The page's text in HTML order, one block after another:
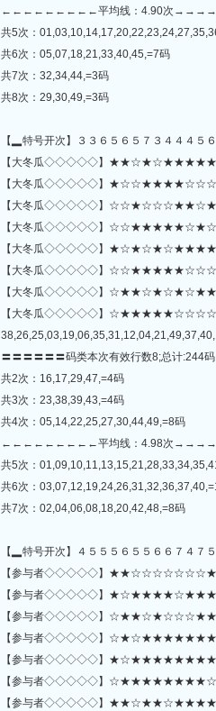
←←←←←←←←←平均线：4.90次
共5次：
共6次：05,07,18,21,33,40,45,=7码
共7次：32,34,44,=3码
共8次：29,30,49,=3码
【▂特号开次】３３６５６５７３４４４５
【大冬瓜◇◇◇◇◇】
【大冬瓜◇◇◇◇◇】
【大冬瓜◇◇◇◇◇】
【大冬瓜◇◇◇◇◇】
【大冬瓜◇◇◇◇◇】
【大冬瓜◇◇◇◇◇】
【大冬瓜◇◇◇◇◇】
【大冬瓜◇◇◇◇◇】
〓〓〓〓〓〓码类本次有效行数8;总计:244
共2次：16,17,29,47,=4码
共3次：23,38,39,43,=4码
共4次：05,14,22,25,27,30,44,49,=8码
←←←←←←←←←平均线：4.98次
共5次：
共6次：
共7次：02,04,06,08,18,20,42,48,=8码
【▂特号开次】４５５５６５５６６７４７
【参与者◇◇◇◇◇】
【参与者◇◇◇◇◇】
【参与者◇◇◇◇◇】
【参与者◇◇◇◇◇】
【参与者◇◇◇◇◇】
【参与者◇◇◇◇◇】
【参与者◇◇◇◇◇】